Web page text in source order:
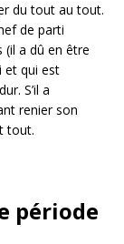
du tout au tout.
de parti
(il a dû en être
et qui est
S’il a
renier son
tout.
période